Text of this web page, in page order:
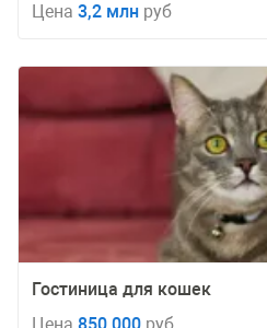
Цена 3,2 млн руб
Гостиница для кошек